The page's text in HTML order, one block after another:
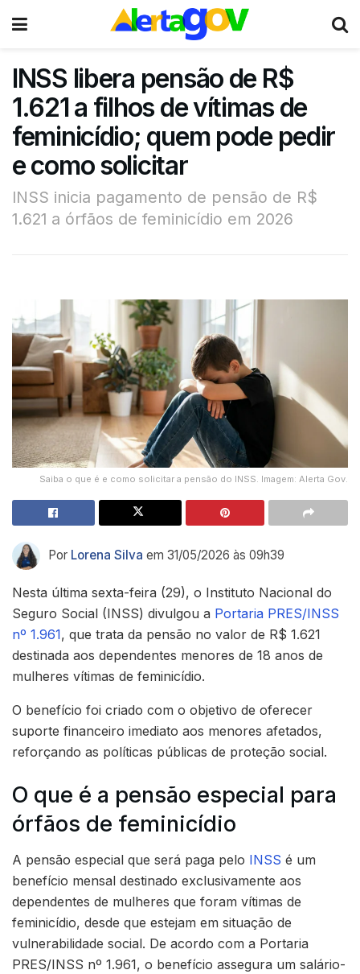
INSS libera pensão de R$
1.621 a filhos de vítimas de
feminicídio; quem pode pedir
e como solicitar
INSS inicia pagamento de pensão de R$
1.621 a órfãos de feminicídio em 2026
Saiba o que é e como solicitar a pensão do INSS. Imagem: Alerta Gov.
Por Lorena Silva em 31/05/2026 às 09h39
Nesta última sexta-feira (29), o Instituto Nacional do
Seguro Social (INSS) divulgou a Portaria PRES/INSS
nº 1.961, que trata da pensão no valor de R$ 1.621
destinada aos dependentes menores de 18 anos de
mulheres vítimas de feminicídio.
O benefício foi criado com o objetivo de oferecer
suporte financeiro imediato aos menores afetados,
reforçando as políticas públicas de proteção social.
O que é a pensão especial para
órfãos de feminicídio
A pensão especial que será paga pelo INSS é um
benefício mensal destinado exclusivamente aos
dependentes de mulheres que foram vítimas de
feminicídio, desde que estejam em situação de
vulnerabilidade social. De acordo com a Portaria
PRES/INSS nº 1.961, o benefício assegura um salário-